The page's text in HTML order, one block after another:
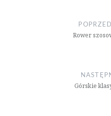
Rower
Górskie